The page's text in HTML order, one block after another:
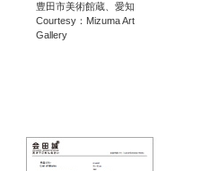
豊田市美術館蔵、愛知
Courtesy：Mizuma Art
Gallery